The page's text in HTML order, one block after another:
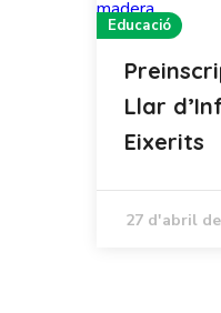
Educació
Llar
Eixerits
27 d'abril